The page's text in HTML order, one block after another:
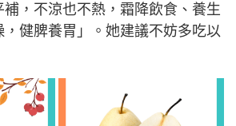
，不涼也不熱，霜降飲食、養生
健脾養胃」。她建議不妨多吃以